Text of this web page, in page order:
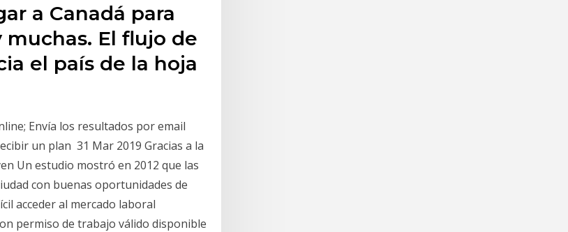
a Canadá para
El flujo de
el país de la hoja
Envía los resultados por email
un plan 31 Mar 2019 Gracias a la
Un estudio mostró en 2012 que las
con buenas oportunidades de
acceder al mercado laboral
permiso de trabajo válido disponible